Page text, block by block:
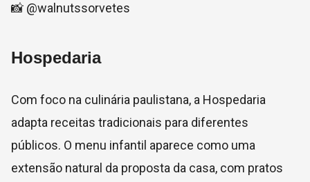
📸 @walnutssorvetes
Hospedaria
Com foco na culinária paulistana, a Hospedaria
adapta receitas tradicionais para diferentes
públicos. O menu infantil aparece como uma
extensão natural da proposta da casa, com pratos